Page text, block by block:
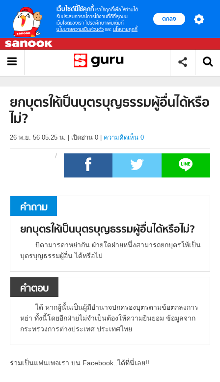
เว็บไซต์นี้ใช้คุกกี้ เราใช้คุกกี้เพื่อให้ท่านได้
รับประสบการณ์การใช้งานที่ดีที่สุดบน
เว็บไซต์ของเรา โปรดศึกษาเพิ่มเติมที่
นโยบายความเป็นส่วนตัว และ นโยบายคุกกี้
ตกลง
ยกบุตรให้เป็นบุตรบุญธรรมผู้อื่นได้หรือ
ไม่?
26 พ.ย. 56 05.25 น. เปิดอ่าน 0 ความคิดเห็น 0
คำถาม
ยกบุตรให้เป็นบุตรบุญธรรมผู้อื่นได้หรือไม่?
บิดามารดาหย่ากัน ฝ่ายใดฝ่ายหนึ่งสามารถยกบุตรให้เป็น
บุตรบุญธรรมผู้อื่น ได้หรือไม่
คำตอบ
ได้ หากผู้นั้นเป็นผู้มีอำนาจปกครองบุตรตามข้อตกลงการ
หย่า ทั้งนี้โดยอีกฝ่ายไม่จำเป็นต้องให้ความยินยอม ข้อมูลจาก
กระทรวงการต่างประเทศ ประเทศไทย
ร่วมเป็นแฟนเพจเรา บน Facebook..ได้ที่นี่เลย!!